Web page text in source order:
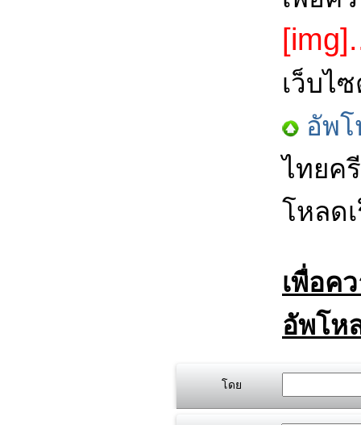
เว็บไ
อัพ
ไทยค
โหลด
เพื่อค
อัพโห
โดย